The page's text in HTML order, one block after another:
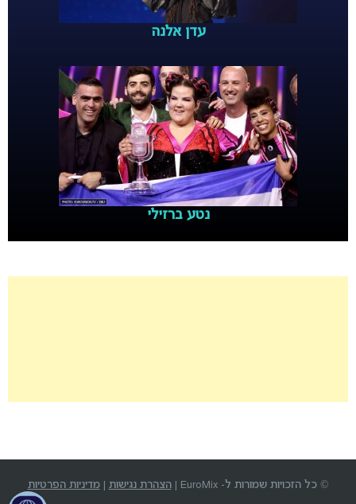
עדן אלנה
נטע ברזילי
© כל הזכויות שמורות ל- EuroMix | הצהרת נגישות |מדיניות הפרטיות